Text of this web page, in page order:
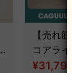
【売れ
コアラ
¥31,790